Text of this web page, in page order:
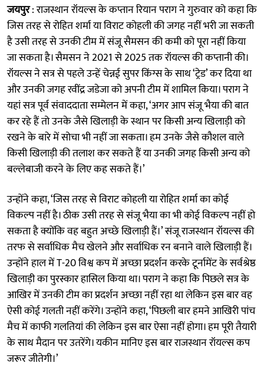
जयपुर: राजस्थान रॉयल्स के कप्तान रियान पराग ने गुरुवार को कहा कि
जिस तरह से रोहित शर्मा या विराट कोहली की जगह नहीं भरी जा सकती
है उसी तरह से उनकी टीम में संजू सैमसन की कमी को पूरा नहीं किया
जा सकता है। सैमसन ने 2021 से 2025 तक रॉयल्स की कप्तानी की।
रॉयल्स ने सत्र से पहले उन्हें चेन्नई सुपर किंग्स के साथ ‘ट्रेड’ कर दिया था
और उनकी जगह रवींद्र जडेजा को अपनी टीम में शामिल किया। पराग ने
यहां सत्र पूर्व संवाददाता सम्मेलन में कहा, ‘अगर आप संजू भैया की बात
कर रहे हैं तो उनके जैसे खिलाड़ी के स्थान पर किसी अन्य खिलाड़ी को
रखने के बारे में सोचा भी नहीं जा सकता। हम उनके जैसे कौशल वाले
किसी खिलाड़ी की तलाश कर सकते हैं या उनकी जगह किसी अन्य को
बल्लेबाजी करने के लिए कह सकते हैं।’
उन्होंने कहा, ‘जिस तरह से विराट कोहली या रोहित शर्मा का कोई
विकल्प नहीं है। ठीक उसी तरह से संजू भैया का भी कोई विकल्प नहीं हो
सकता है क्योंकि वह बहुत अच्छे खिलाड़ी हैं।’ संजू राजस्थान रॉयल्स की
तरफ से सर्वाधिक मैच खेलने और सर्वाधिक रन बनाने वाले खिलाड़ी हैं।
उन्होंने हाल में T-20 विश्व कप में अच्छा प्रदर्शन करके टूर्नामेंट के सर्वश्रेष्ठ
खिलाड़ी का पुरस्कार हासिल किया था। पराग ने कहा कि पिछले सत्र के
आखिर में उनकी टीम का प्रदर्शन अच्छा नहीं रहा था लेकिन इस बार वह
ऐसी कोई गलती नहीं करेंगे। उन्होंने कहा, ‘पिछली बार हमने आखिरी पांच
मैच में काफी गलतियां की लेकिन इस बार ऐसा नहीं होगा। हम पूरी तैयारी
के साथ मैदान पर उतरेंगे। यकीन मानिए इस बार राजस्थान रॉयल्स कप
जरूर जीतेगी।’